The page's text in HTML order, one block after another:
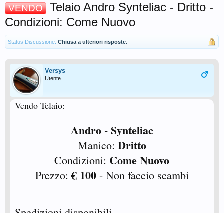
VENDO
Telaio Andro Synteliac - Dritto -
Condizioni: Come Nuovo
Status Discussione: Chiusa a ulteriori risposte.
Versys
Utente
Vendo Telaio:
Andro - Synteliac
Manico: Dritto
Condizioni: Come Nuovo
Prezzo:€ 100- Non faccio scambi